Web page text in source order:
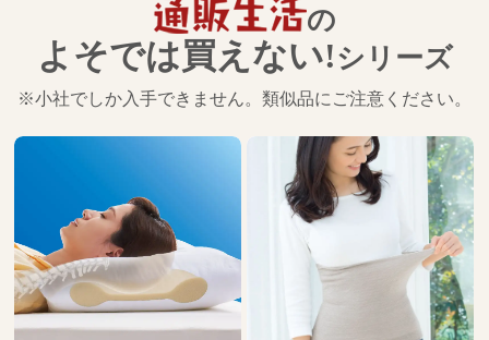
の
よそでは買えない!シリーズ
※小社でしか入手できません。類似品にご注意ください。